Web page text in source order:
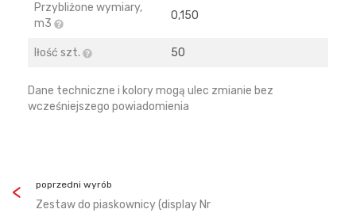
Przybliżone wymiary,
m3
0,150
Iłość szt. 50
Dane techniczne i kolory mogą ulec zmianie bez
wcześniejszego powiadomienia
poprzedni wyrób
Zestaw do piaskownicy (display Nr